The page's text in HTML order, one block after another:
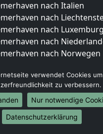
nach Italien
nach
nach Luxemburg
nach
nach Norwegen
nach Berlin
nach Hamburg
nach München
nach Köln
verwendet Cookies
zu verbessern.
Nur notwendige
Datenschutzerklärung